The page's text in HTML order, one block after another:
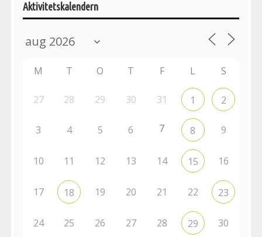
Aktivitetskalendern
M T O T F L S
27 28 29 30 31 1 2
3 4 5 6 7 8 9
10 11 12 13 14 15 16
17 18 19 20 21 22 23
24 25 26 27 28 29 30